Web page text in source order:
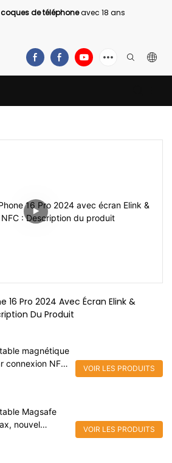
de téléphoneavec 18 ans
16 Pro 2024 Avec Écran Elink &
Du Produit
magnétique
connexion NFC,
VOIR LES PRODUITS
Magsafe
nouvel
VOIR LES PRODUITS